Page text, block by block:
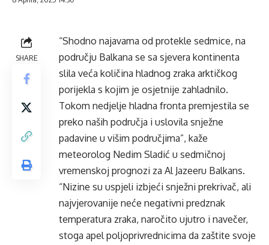
SHARE
“Shodno najavama od protekle sedmice, na
području Balkana se sa sjevera kontinenta
slila veća količina hladnog zraka arktičkog
porijekla s kojim je osjetnije zahladnilo.
Tokom nedjelje hladna fronta premjestila se
preko naših područja i uslovila snježne
padavine u višim područjima”, kaže
meteorolog Nedim Sladić u sedmičnoj
vremenskoj prognozi za Al Jazeeru Balkans.
“Nizine su uspjeli izbjeći snježni prekrivač, ali
najvjerovanije neće negativni predznak
temperatura zraka, naročito ujutro i navečer,
stoga apel poljoprivrednicima da zaštite svoje